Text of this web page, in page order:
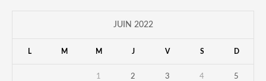
JUIN 2022
L M M J V S D
1 2 3 4 5